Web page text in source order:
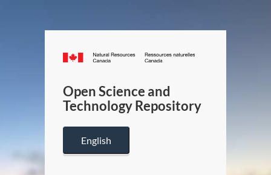
Canada.ca
/
Canada
Open Science and
Technology Repository
English